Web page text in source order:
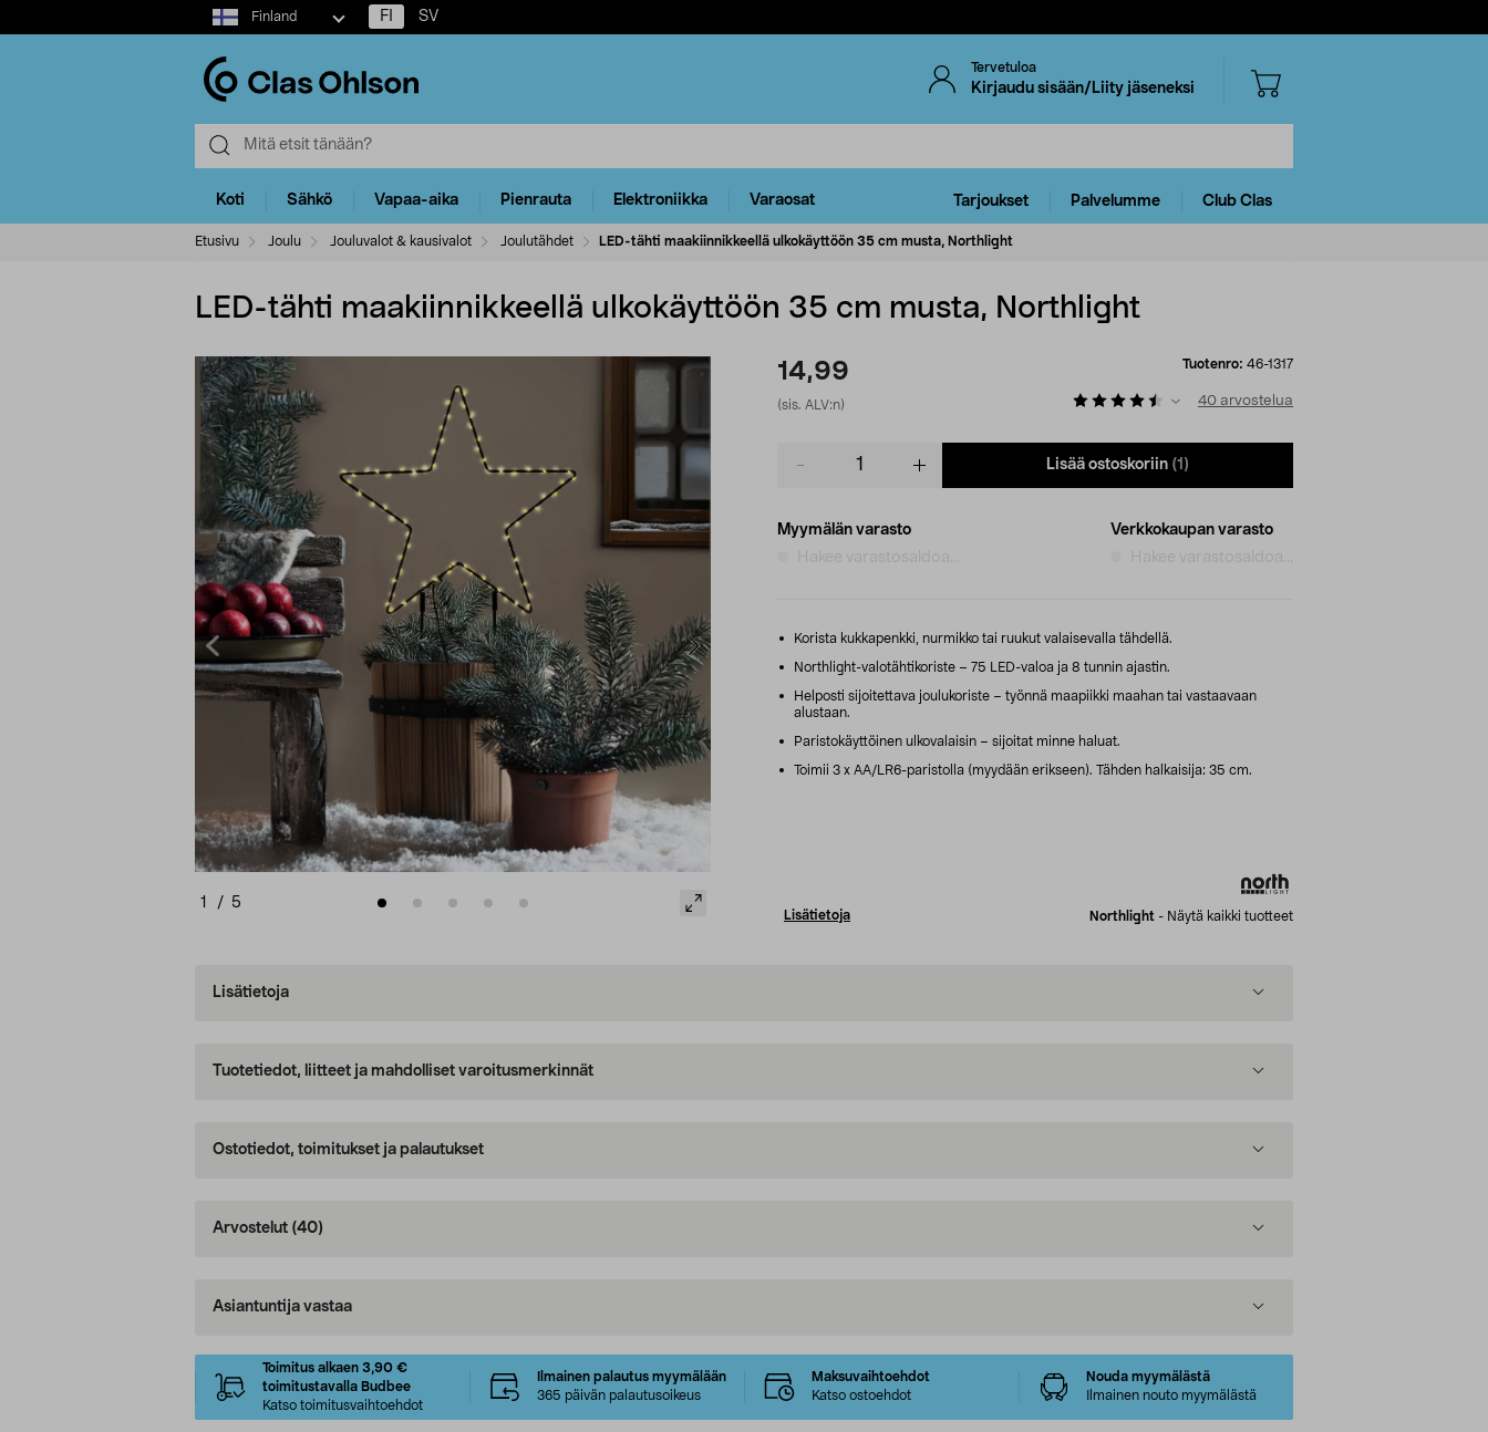
Select
market
Finland FI SV
Tervetuloa
Kirjaudu sisään/Liity jäseneksi
Koti Sähkö Vapaa-aika Pienrauta Elektroniikka Varaosat Tarjoukset Palvelumme Club Clas
Etusivu Joulu Jouluvalot & kausivalot Joulutähdet LED-tähti maakiinnikkeellä ulkokäyttöön 35 cm musta, Northlight
LED-tähti maakiinnikkeellä ulkokäyttöön 35 cm musta, Northlight
1 / 5
14,99
(sis. ALV:n)
Tuotenro: 46-1317
40 arvostelua
Lisää ostoskoriin (1)
Myymälän varasto
Hakee varastosaldoa...
Verkkokaupan varasto
Hakee varastosaldoa...
Korista kukkapenkki, nurmikko tai ruukut valaisevalla tähdellä.
Northlight-valotähtikoriste – 75 LED-valoa ja 8 tunnin ajastin.
Helposti sijoitettava joulukoriste – työnnä maapiikki maahan tai vastaavaan
alustaan.
Paristokäyttöinen ulkovalaisin – sijoitat minne haluat.
Toimii 3 x AA/LR6-paristolla (myydään erikseen). Tähden halkaisija: 35 cm.
Lisätietoja Northlight - Näytä kaikki tuotteet
Lisätietoja
Tuotetiedot, liitteet ja mahdolliset varoitusmerkinnät
Ostotiedot, toimitukset ja palautukset
Arvostelut (40)
Asiantuntija vastaa
Toimitus alkaen 3,90 €
toimitustavalla Budbee
Katso toimitusvaihtoehdot
Ilmainen palautus myymälään
365 päivän palautusoikeus
Maksuvaihtoehdot
Katso ostoehdot
Nouda myymälästä
Ilmainen nouto myymälästä